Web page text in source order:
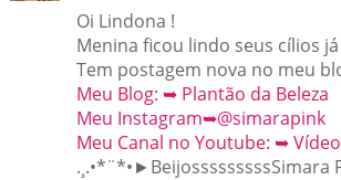
Oi Lindona !
Menina ficou lindo seus cílios
Tem postagem nova no meu
Meu Blog: ➥ Plantão da Beleza
Meu Instagram➥@simarapink
Meu Canal no Youtube: ➥
.¸.•*¨*•►BeijosssssssssSimara